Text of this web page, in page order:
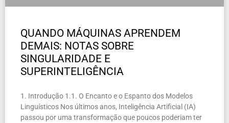
QUANDO MÁQUINAS APRENDEM
DEMAIS: NOTAS SOBRE
SINGULARIDADE E
SUPERINTELIGÊNCIA
1. Introdução 1.1. O Encanto e o Espanto dos Modelos
Linguísticos Nos últimos anos, Inteligência Artificial (IA)
passou por uma transformação que poucos poderiam ter